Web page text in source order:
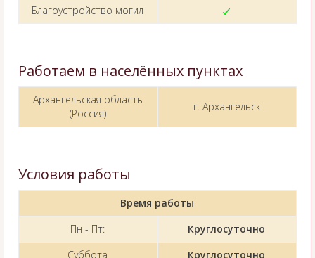
Благоустройство могил
Работаем в населённых пунктах
Архангельская область
(Россия)
г. Архангельск
Условия работы
Время работы
Пн - Пт:
Круглосуточно
Суббота
Круглосуточно